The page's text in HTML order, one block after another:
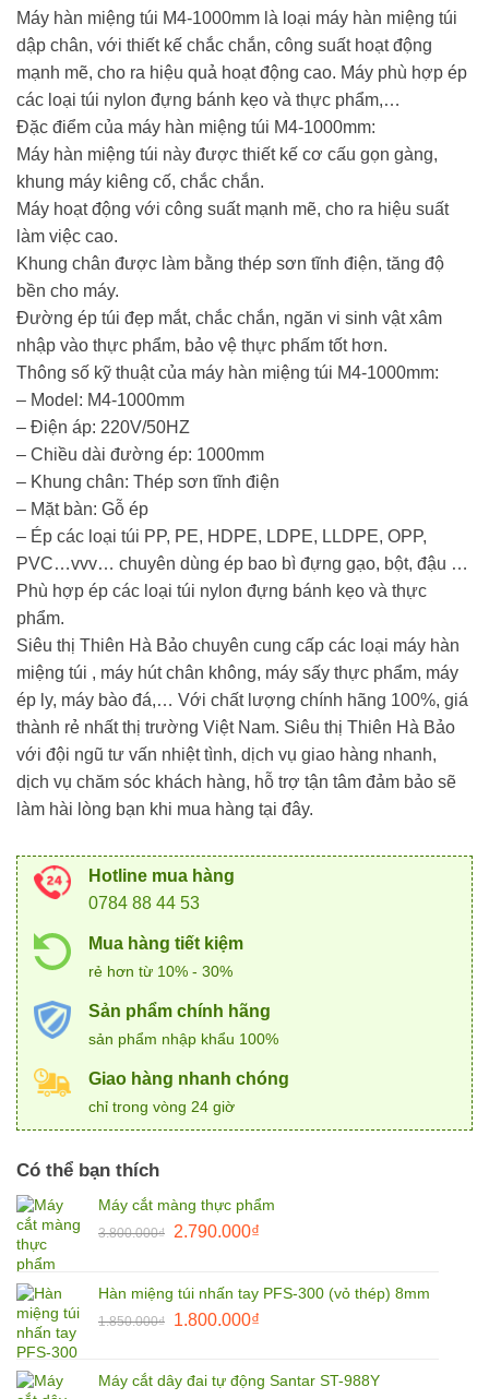
Máy hàn miệng túi M4-1000mm là loại máy hàn miệng túi
dập chân, với thiết kế chắc chắn, công suất hoạt động
mạnh mẽ, cho ra hiệu quả hoạt động cao. Máy phù hợp ép
các loại túi nylon đựng bánh kẹo và thực phẩm,…
Đặc điểm của máy hàn miệng túi M4-1000mm:
Máy hàn miệng túi này được thiết kế cơ cấu gọn gàng,
khung máy kiêng cố, chắc chắn.
Máy hoạt động với công suất mạnh mẽ, cho ra hiệu suất
làm việc cao.
Khung chân được làm bằng thép sơn tĩnh điện, tăng độ
bền cho máy.
Đường ép túi đẹp mắt, chắc chắn, ngăn vi sinh vật xâm
nhập vào thực phẩm, bảo vệ thực phấm tốt hơn.
Thông số kỹ thuật của máy hàn miệng túi M4-1000mm:
– Model: M4-1000mm
– Điện áp: 220V/50HZ
– Chiều dài đường ép: 1000mm
– Khung chân: Thép sơn tĩnh điện
– Mặt bàn: Gỗ ép
– Ép các loại túi PP, PE, HDPE, LDPE, LLDPE, OPP,
PVC…vvv… chuyên dùng ép bao bì đựng gạo, bột, đậu …
Phù hợp ép các loại túi nylon đựng bánh kẹo và thực
phẩm.
Siêu thị Thiên Hà Bảo chuyên cung cấp các loại máy hàn
miệng túi , máy hút chân không, máy sấy thực phẩm, máy
ép ly, máy bào đá,… Với chất lượng chính hãng 100%, giá
thành rẻ nhất thị trường Việt Nam. Siêu thị Thiên Hà Bảo
với đội ngũ tư vấn nhiệt tình, dịch vụ giao hàng nhanh,
dịch vụ chăm sóc khách hàng, hỗ trợ tận tâm đảm bảo sẽ
làm hài lòng bạn khi mua hàng tại đây.
Hotline mua hàng
0784 88 44 53
Mua hàng tiết kiệm
rẻ hơn từ 10% - 30%
Sản phẩm chính hãng
sản phẩm nhập khẩu 100%
Giao hàng nhanh chóng
chỉ trong vòng 24 giờ
Có thể bạn thích
Máy cắt màng thực phẩm
3.800.000₫
Giá
3.800.000₫.
2.790.000₫Giá
là:
2.790.000₫.
Hàn miệng túi nhấn tay PFS-300 (vỏ thép) 8mm
1.850.000₫
Giá
1.850.000₫.
1.800.000₫Giá
là:
Máy cắt dây đai tự động Santar ST-988Y